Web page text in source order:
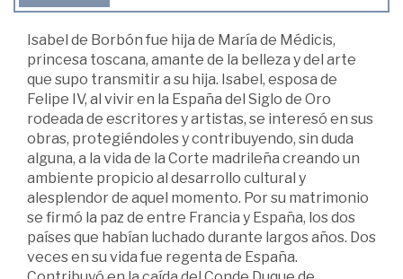
Isabel de Borbón fue hija de María de Médicis,
princesa toscana, amante de la belleza y del arte
que supo transmitir a su hija. Isabel, esposa de
Felipe IV, al vivir en la España del Siglo de Oro
rodeada de escritores y artistas, se interesó en sus
obras, protegiéndoles y contribuyendo, sin duda
alguna, a la vida de la Corte madrileña creando un
ambiente propicio al desarrollo cultural y
alesplendor de aquel momento. Por su matrimonio
se firmó la paz de entre Francia y España, los dos
países que habían luchado durante largos años. Dos
veces en su vida fue regenta de España.